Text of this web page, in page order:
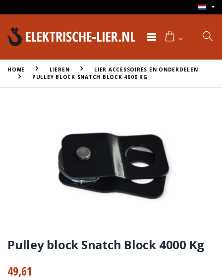
HOME LIEREN
LIER ACCESSOIRES EN ONDERDELEN
PULLEY BLOCK SNATCH BLOCK 4000 KG
Pulley block Snatch Block 4000 Kg
49,61